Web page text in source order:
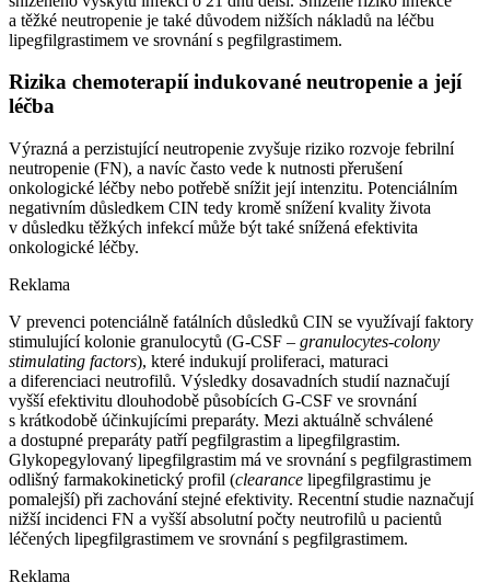
a těžké neutropenie je také důvodem nižších nákladů na léčbu
lipegfilgrastimem ve srovnání s pegfilgrastimem.
Rizika chemoterapií indukované neutropenie a její
léčba
Výrazná a perzistující neutropenie zvyšuje riziko rozvoje febrilní
neutropenie (FN), a navíc často vede k nutnosti přerušení
onkologické léčby nebo potřebě snížit její intenzitu. Potenciálním
negativním důsledkem CIN tedy kromě snížení kvality života
v důsledku těžkých infekcí může být také snížená efektivita
onkologické léčby.
Reklama
V prevenci potenciálně fatálních důsledků CIN se využívají faktory
stimulující kolonie granulocytů (G-CSF –⁠ granulocytes-colony
stimulating factors), které indukují proliferaci, maturaci
a diferenciaci neutrofilů. Výsledky dosavadních studií naznačují
vyšší efektivitu dlouhodobě působících G-CSF ve srovnání
s krátkodobě účinkujícími preparáty. Mezi aktuálně schválené
a dostupné preparáty patří pegfilgrastim a lipegfilgrastim.
Glykopegylovaný lipegfilgrastim má ve srovnání s pegfilgrastimem
odlišný farmakokinetický profil (clearance lipegfilgrastimu je
pomalejší) při zachování stejné efektivity. Recentní studie naznačují
nižší incidenci FN a vyšší absolutní počty neutrofilů u pacientů
léčených lipegfilgrastimem ve srovnání s pegfilgrastimem.
Reklama